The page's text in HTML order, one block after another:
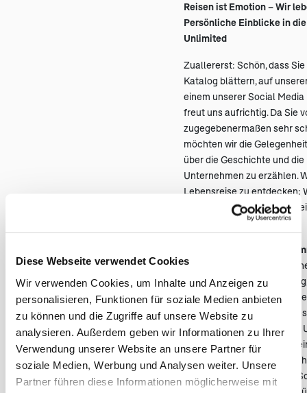
Diese Webseite verwendet Cookies
Wir verwenden Cookies, um Inhalte und Anzeigen zu
personalisieren, Funktionen für soziale Medien anbieten
zu können und die Zugriffe auf unsere Website zu
analysieren. Außerdem geben wir Informationen zu Ihrer
Verwendung unserer Website an unsere Partner für
soziale Medien, Werbung und Analysen weiter. Unsere
Partner führen diese Informationen möglicherweise mit
Reisen ist Emotion – Wir
Persönliche Einblicke in
Unlimited
Zuallererst: Schön, dass
Katalog blättern, auf
einem unserer Social
freut uns aufrichtig. Da Sie
zugegebenermaßen sehr
möchten wir die
über die Geschichte und
Unternehmen zu erzählen.
Lebensreise zu entdecken:
her, was bewegt uns, was
Wer sind wir und woher
Der „harte“ Kern des
Mutter, Angelika
Kurz, und ich, Timo
überraschenden Tod
Entscheidung standen, das
übernehmen, war das erst
Wasser. Doch wir haben
einfach angepackt. Meine